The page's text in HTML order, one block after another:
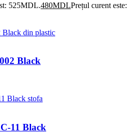
525MDL.480MDLPrețul curent este:
Black
11 Black